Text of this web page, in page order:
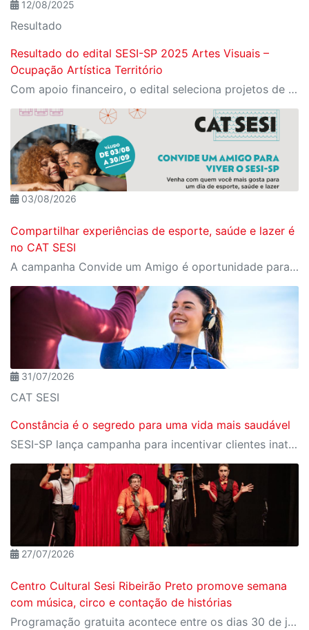
12/08/2025
Resultado
Resultado do edital SESI-SP 2025 Artes Visuais –
Ocupação Artística Território
Com apoio financeiro, o edital seleciona projetos de ocupações artísticas para espaços de diversas unidades do SESI-SP
03/08/2026
Compartilhar experiências de esporte, saúde e lazer é
no CAT SESI
A campanha Convide um Amigo é oportunidade para reunir amigos para aproveitar juntos toda estrutura do Sesi. Os benefícios para clientes e convidados estão no regulamento
31/07/2026
CAT SESI
Constância é o segredo para uma vida mais saudável
SESI-SP lança campanha para incentivar clientes inativos a retomarem a prática de atividades físicas, esporte e lazer com benefícios exclusivos
27/07/2026
Centro Cultural Sesi Ribeirão Preto promove semana
com música, circo e contação de histórias
Programação gratuita acontece entre os dias 30 de julho e 2 de agosto; ingressos podem ser reservados pelo Meu Sesi